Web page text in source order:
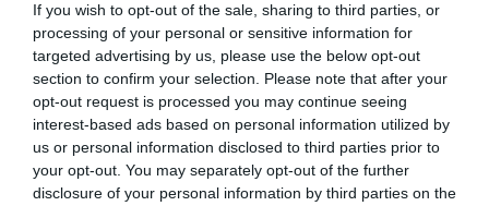
If you wish to opt-out of the sale, sharing to third parties, or
processing of your personal or sensitive information for
targeted advertising by us, please use the below opt-out
section to confirm your selection. Please note that after your
opt-out request is processed you may continue seeing
interest-based ads based on personal information utilized by
us or personal information disclosed to third parties prior to
your opt-out. You may separately opt-out of the further
disclosure of your personal information by third parties on the
Θεσσαλικό Θέατρο. Από τη συζήτηση αναδείχθηκε η
διαφορά στην ελευθερία των επιλογών ανάμεσα στους
κεντρικούς και τους περιφερειακούς θεσμούς, οι
δεσμεύσεις και οι παράγοντες στις καλλιτεχνικές
επιλογές, ενώ αναφέρθηκαν πολλές καλές πρακτικές
από την εμπειρία του κάθε συμμετέχοντα και έγινε μία
γόνιμη ανταλλαγή ιδεών.